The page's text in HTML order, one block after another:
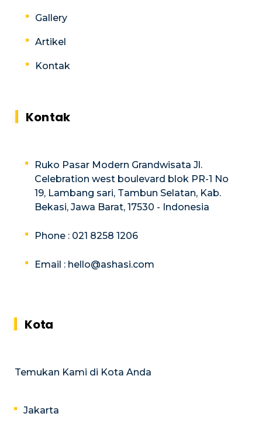
Gallery
Artikel
Kontak
Kontak
Ruko Pasar Modern Grandwisata Jl.
Celebration west boulevard blok PR-1 No
19, Lambang sari, Tambun Selatan, Kab.
Bekasi, Jawa Barat, 17530 - Indonesia
Phone : 021 8258 1206
Email : hello@ashasi.com
Kota
Temukan Kami di Kota Anda
Jakarta